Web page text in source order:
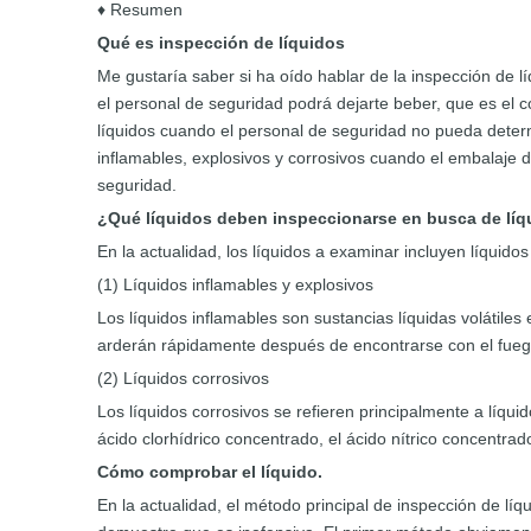
♦ Resumen
Qué es inspección de líquidos
Me gustaría saber si ha oído hablar de la inspección de
el personal de seguridad podrá dejarte beber, que es el
líquidos cuando el personal de seguridad no pueda
inflamables, explosivos y corrosivos cuando el
seguridad.
¿Qué líquidos deben inspeccionarse en busca de
En la actualidad, los líquidos a examinar incluyen
(1) Líquidos inflamables y explosivos
Los líquidos inflamables son sustancias líquidas
arderán rápidamente después de encontrarse con el
(2) Líquidos corrosivos
Los líquidos corrosivos se refieren principalmente a
ácido clorhídrico concentrado, el ácido nítrico
Cómo comprobar el líquido.
En la actualidad, el método principal de inspección de